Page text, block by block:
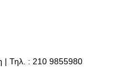
| Τηλ. : 210 9855980